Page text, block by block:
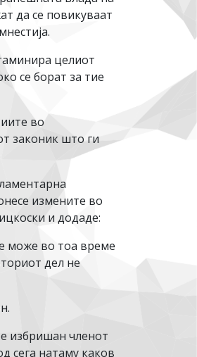
да се повикуваат
целиот
се борат за тие
во
законик што ги
измените во
и додаде:
може во тоа време
дел не
избришан членот
сега натаму каков